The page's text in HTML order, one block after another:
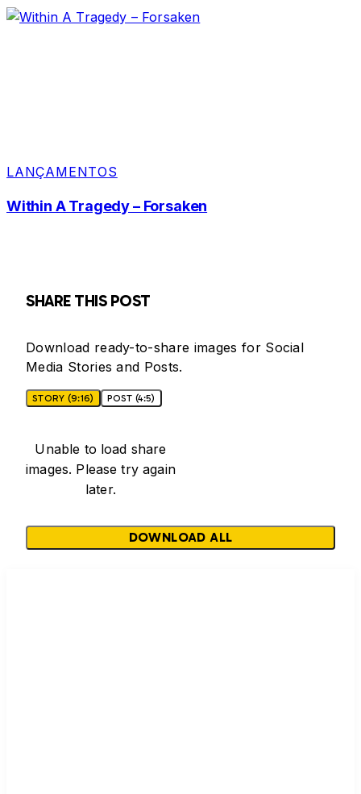
LANÇAMENTOS
Within A Tragedy – Forsaken
SHARE THIS POST
Download ready-to-share images for Social
Media Stories and Posts.
STORY (9:16) POST (4:5)
Unable to load share
images. Please try again
later.
DOWNLOAD ALL